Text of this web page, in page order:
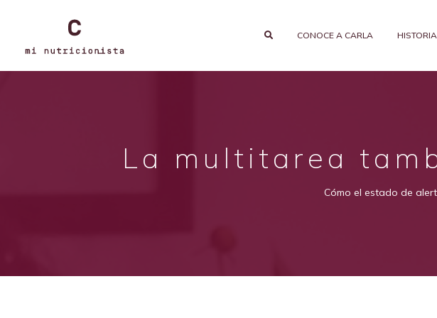
CONOCE A CARLA
La multitarea
Cómo el estado de